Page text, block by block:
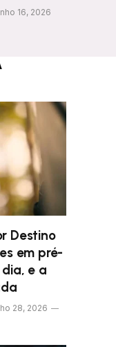
16, 2026
Destino
em pré-
e a
28, 2026